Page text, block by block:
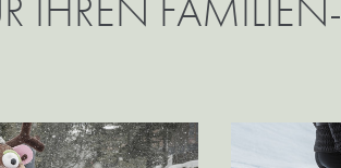
IHREN FAMILIEN-